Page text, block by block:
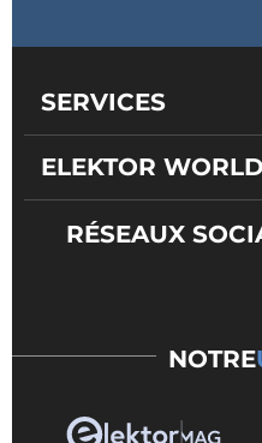
SERVICES
ELEKTOR WORLD
RÉSEAUX
NOTRE